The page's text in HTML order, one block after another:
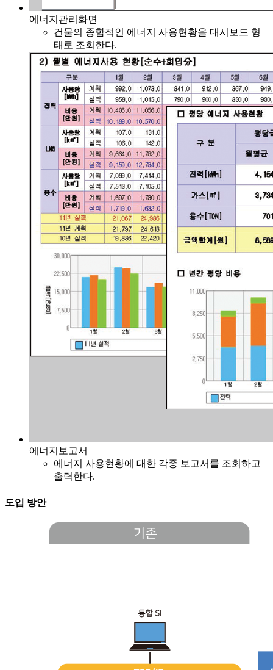
에너지관리화면
건물의 종합적인 에너지 사용현황을 대시보드 형
태로 조회한다.
에너지보고서
에너지 사용현황에 대한 각종 보고서를 조회하고
출력한다.
도입 방안